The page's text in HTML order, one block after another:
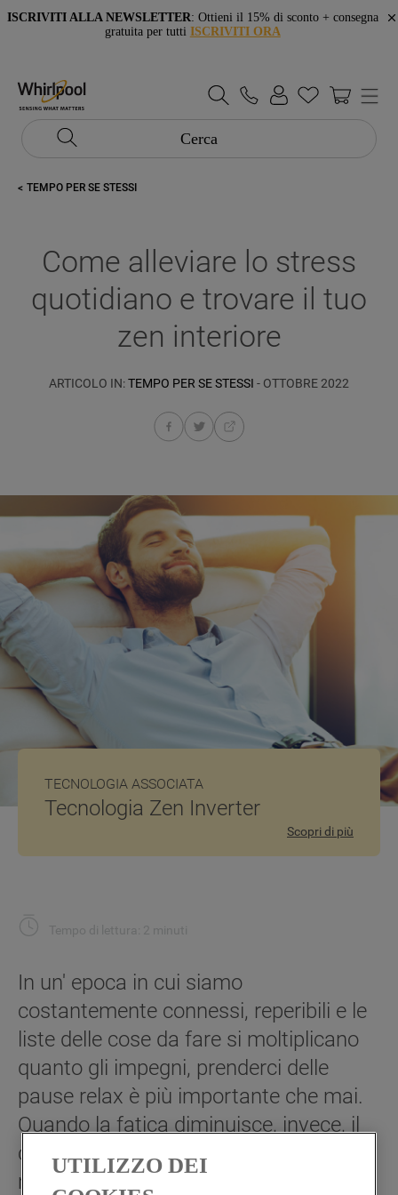
ISCRIVITI ALLA NEWSLETTER: Ottieni il 15% di sconto + consegna
gratuita per tutti ISCRIVITI ORA
Cerca
TEMPO PER SE STESSI
Come alleviare lo stress
quotidiano e trovare il tuo
zen interiore
ARTICOLO IN:TEMPO PER SE STESSI - OTTOBRE 2022
TECNOLOGIA ASSOCIATA
Tecnologia Zen Inverter
Scopri di più
Tempo di lettura: 2 minuti
In un' epoca in cui siamo
costantemente connessi, reperibili e le
liste delle cose da fare si moltiplicano
quanto gli impegni, prenderci delle
pause relax è più importante che mai.
Quando la fatica diminuisce, invece, il
corpo scarica la tensione, si dorme
meglio e si è più sereni ed attivi al
UTILIZZO DEI